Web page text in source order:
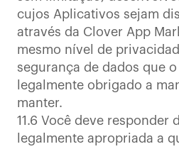
cujos Aplicativos sejam
através da Clover App
mesmo nível de
segurança de dados que
legalmente obrigado a
manter.
11.6 Você deve responder
legalmente apropriada a